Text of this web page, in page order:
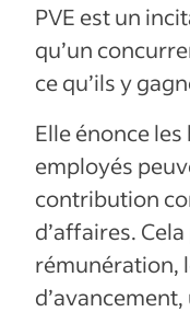
PVE est un
qu’un
ce qu’ils y
Elle énonce
employés
contribution
d’affaires.
rémunération,